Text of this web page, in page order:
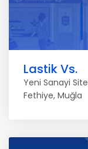
Lastik Vs.
Yeni Sanayi
Fethiye, Muğla